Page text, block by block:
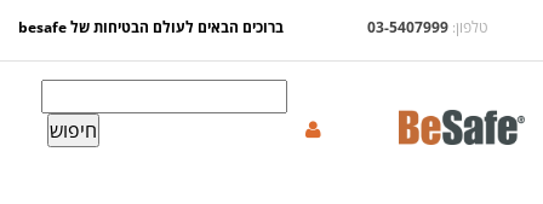
לפתיחת תוסף נגישות נא לחצו esc
טלפון: 03-5407999 ברוכים הבאים לעולם הבטיחות של besafe